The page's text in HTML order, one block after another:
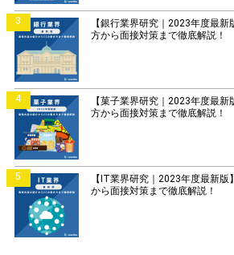
3
【銀行業界研究｜2023年度最新
方から面接対策まで徹底解説！
4
【菓子業界研究｜2023年度最新
方から面接対策まで徹底解説！
5
【IT業界研究｜2023年度最新版
から面接対策まで徹底解説！